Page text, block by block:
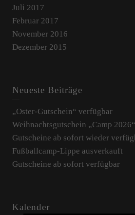
Juli 2017
Februar 2017
November 2016
Dezember 2015
Neueste Beiträge
„Oster-Gutschein“ verfügbar
Weihnachtsgutschein „Camp
Gutscheine ab sofort wieder
Fußballcamp-Lippe ausverkauft
Gutscheine ab sofort verfügbar
Kalender